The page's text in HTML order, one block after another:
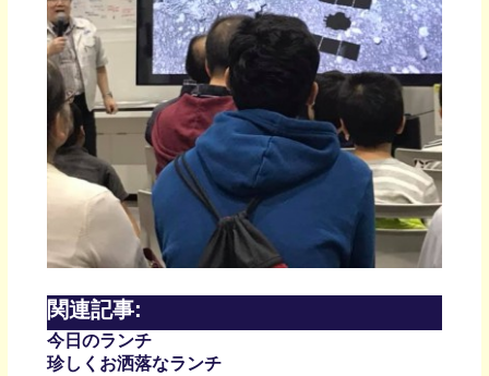
関連記事:
今日のランチ
珍しくお洒落なランチ